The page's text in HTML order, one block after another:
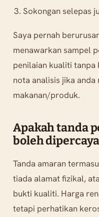
Sokongan selepas
Saya pernah
menawarkan sampel
penilaian kualiti tanpa
nota analisis jika
makanan/produk.
Apakah tanda
boleh
Tanda amaran
tiada alamat fizikal,
bukti kualiti. Harga
tetapi perhatikan